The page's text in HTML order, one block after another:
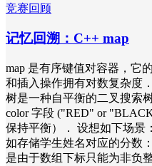
竞赛回顾
记忆回溯：C++ map
map 是有序键值对容器，它
和插入操作拥有对数复杂度
树是一种自平衡的二叉搜索
color 字段 ("RED" or
保持平衡）． 设想如下场景
如存储学生姓名对应的分数
是由于数组下标只能为非负